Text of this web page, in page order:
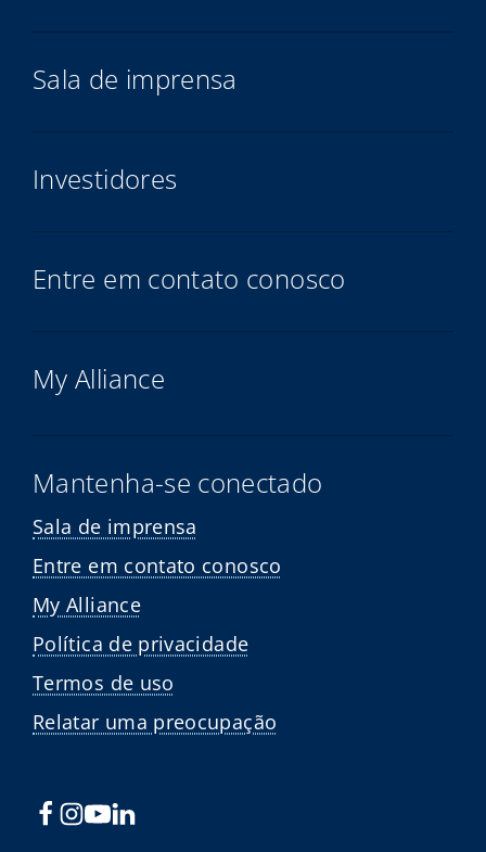
Sala de imprensa
Investidores
Entre em contato conosco
My Alliance
Mantenha-se conectado
Sala de imprensa
Entre em contato conosco
My Alliance
Política de privacidade
Termos de uso
Relatar uma preocupação